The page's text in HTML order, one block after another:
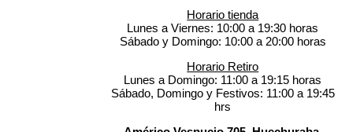
Horario tienda
Lunes a Viernes: 10:00 a 19:30 horas
Sábado y Domingo: 10:00 a 20:00 horas
Horario Retiro
Lunes a Domingo: 11:00 a 19:15 horas
Sábado, Domingo y Festivos: 11:00 a 19:45
hrs